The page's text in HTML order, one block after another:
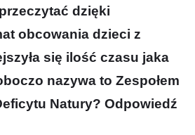
dzięki
obcowania dzieci z
się ilość czasu jaka
nazywa to Zespołem
Natury? Odpowiedź